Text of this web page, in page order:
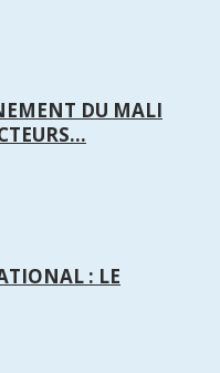
DU MALI
: LE